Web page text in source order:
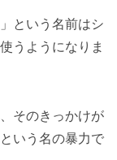
」という名前はシ
うようになりま
そのきっかけが
という名の暴力で